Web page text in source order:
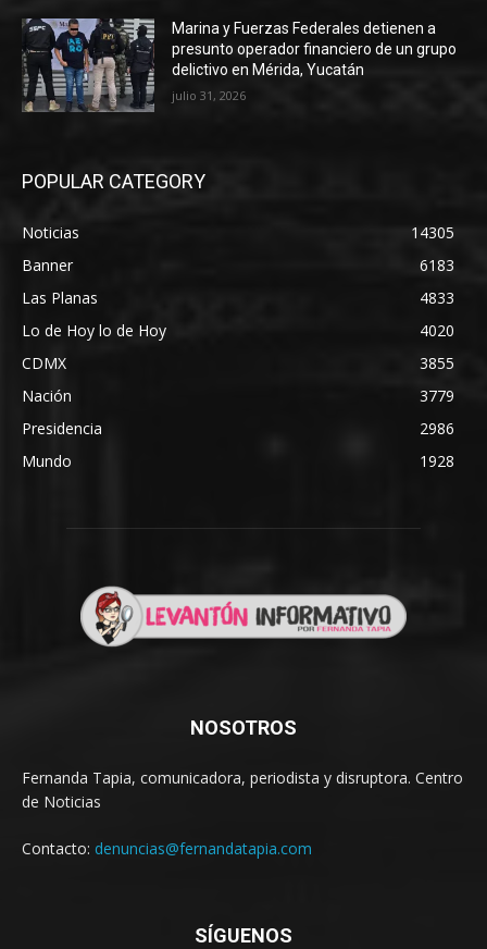
Marina y Fuerzas Federales detienen a
presunto operador financiero de un grupo
delictivo en Mérida, Yucatán
julio 31, 2026
POPULAR CATEGORY
Noticias
14305
Banner
6183
Las Planas
4833
Lo de Hoy lo de Hoy
4020
CDMX
3855
Nación
3779
Presidencia
2986
Mundo
1928
NOSOTROS
Fernanda Tapia, comunicadora, periodista y disruptora. Centro
de Noticias
Contacto: denuncias@fernandatapia.com
SÍGUENOS